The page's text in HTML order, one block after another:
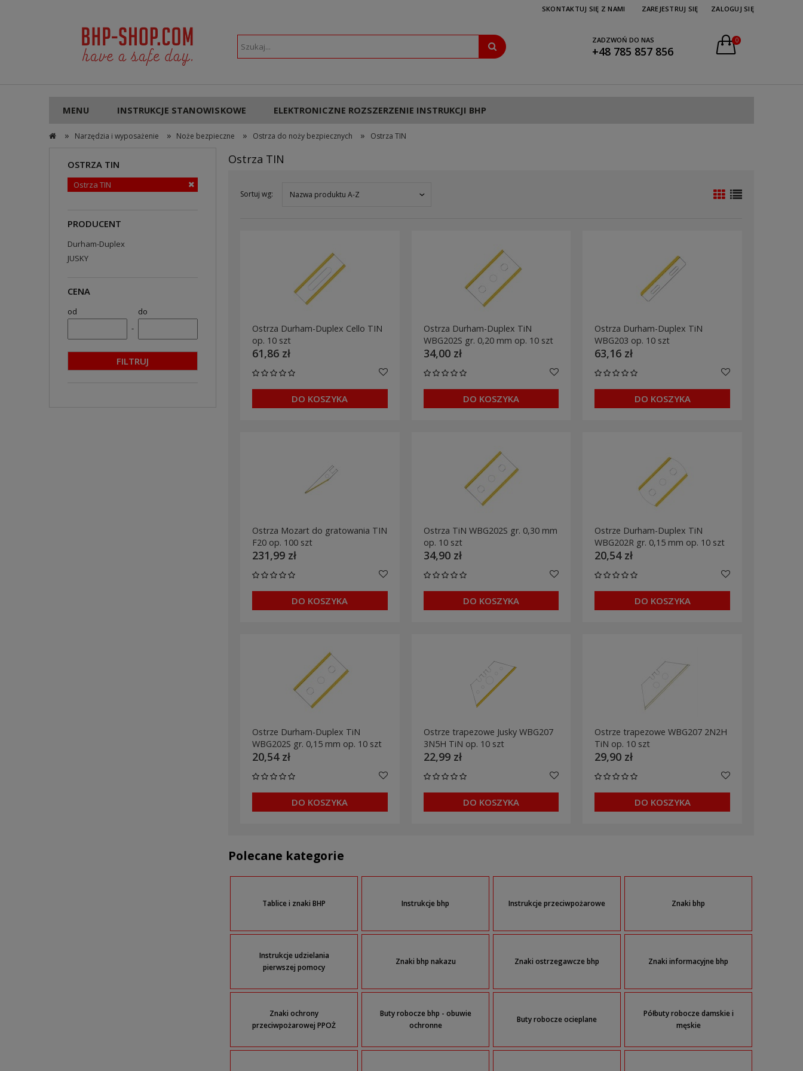
ZAREJESTRUJ SIĘ ZALOGUJ SIĘ
SKONTAKTUJ SIĘ Z NAMI
ZADZWOŃ DO NAS
+48 785 857 856
0
MENU INSTRUKCJE STANOWISKOWE ELEKTRONICZNE ROZSZERZENIE INSTRUKCJI BHP
» Narzędzia i wyposażenie » Noże bezpieczne » Ostrza do noży bezpiecznych » Ostrza TIN
OSTRZA TIN
Ostrza TIN
PRODUCENT
Durham-Duplex
JUSKY
CENA
od
-
do
FILTRUJ
Ostrza TIN
Sortuj wg: Nazwa produktu A-Z
Ostrza Durham-Duplex Cello TIN
op. 10 szt
61,86 zł
DO KOSZYKA
Ostrza Durham-Duplex TiN
WBG202S gr. 0,20 mm op. 10 szt
34,00 zł
DO KOSZYKA
Ostrza Durham-Duplex TiN
WBG203 op. 10 szt
63,16 zł
DO KOSZYKA
Ostrza Mozart do gratowania TIN
F20 op. 100 szt
231,99 zł
DO KOSZYKA
Ostrza TiN WBG202S gr. 0,30 mm
op. 10 szt
34,90 zł
DO KOSZYKA
Ostrze Durham-Duplex TiN
WBG202R gr. 0,15 mm op. 10 szt
20,54 zł
DO KOSZYKA
Ostrze Durham-Duplex TiN
WBG202S gr. 0,15 mm op. 10 szt
20,54 zł
DO KOSZYKA
Ostrze trapezowe Jusky WBG207
3N5H TiN op. 10 szt
22,99 zł
DO KOSZYKA
Ostrze trapezowe WBG207 2N2H
TiN op. 10 szt
29,90 zł
DO KOSZYKA
Polecane kategorie
Tablice i znaki BHP Instrukcje bhp Instrukcje przeciwpożarowe Znaki bhp
Instrukcje udzielania
pierwszej pomocy
Znaki bhp nakazu Znaki ostrzegawcze bhp Znaki informacyjne bhp
Znaki ochrony
przeciwpożarowej PPOŻ
Buty robocze bhp - obuwie
ochronne
Buty robocze ocieplane
Półbuty robocze damskie i
męskie